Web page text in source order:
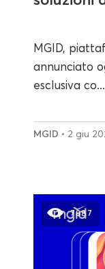
MGID,
annunciato
esclusiva co...
MGID • 2 giu
7887